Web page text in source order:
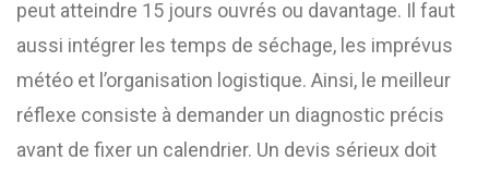
peut atteindre 15 jours ouvrés ou davantage. Il faut
aussi intégrer les temps de séchage, les imprévus
météo et l’organisation logistique. Ainsi, le meilleur
réflexe consiste à demander un diagnostic précis
avant de fixer un calendrier. Un devis sérieux doit